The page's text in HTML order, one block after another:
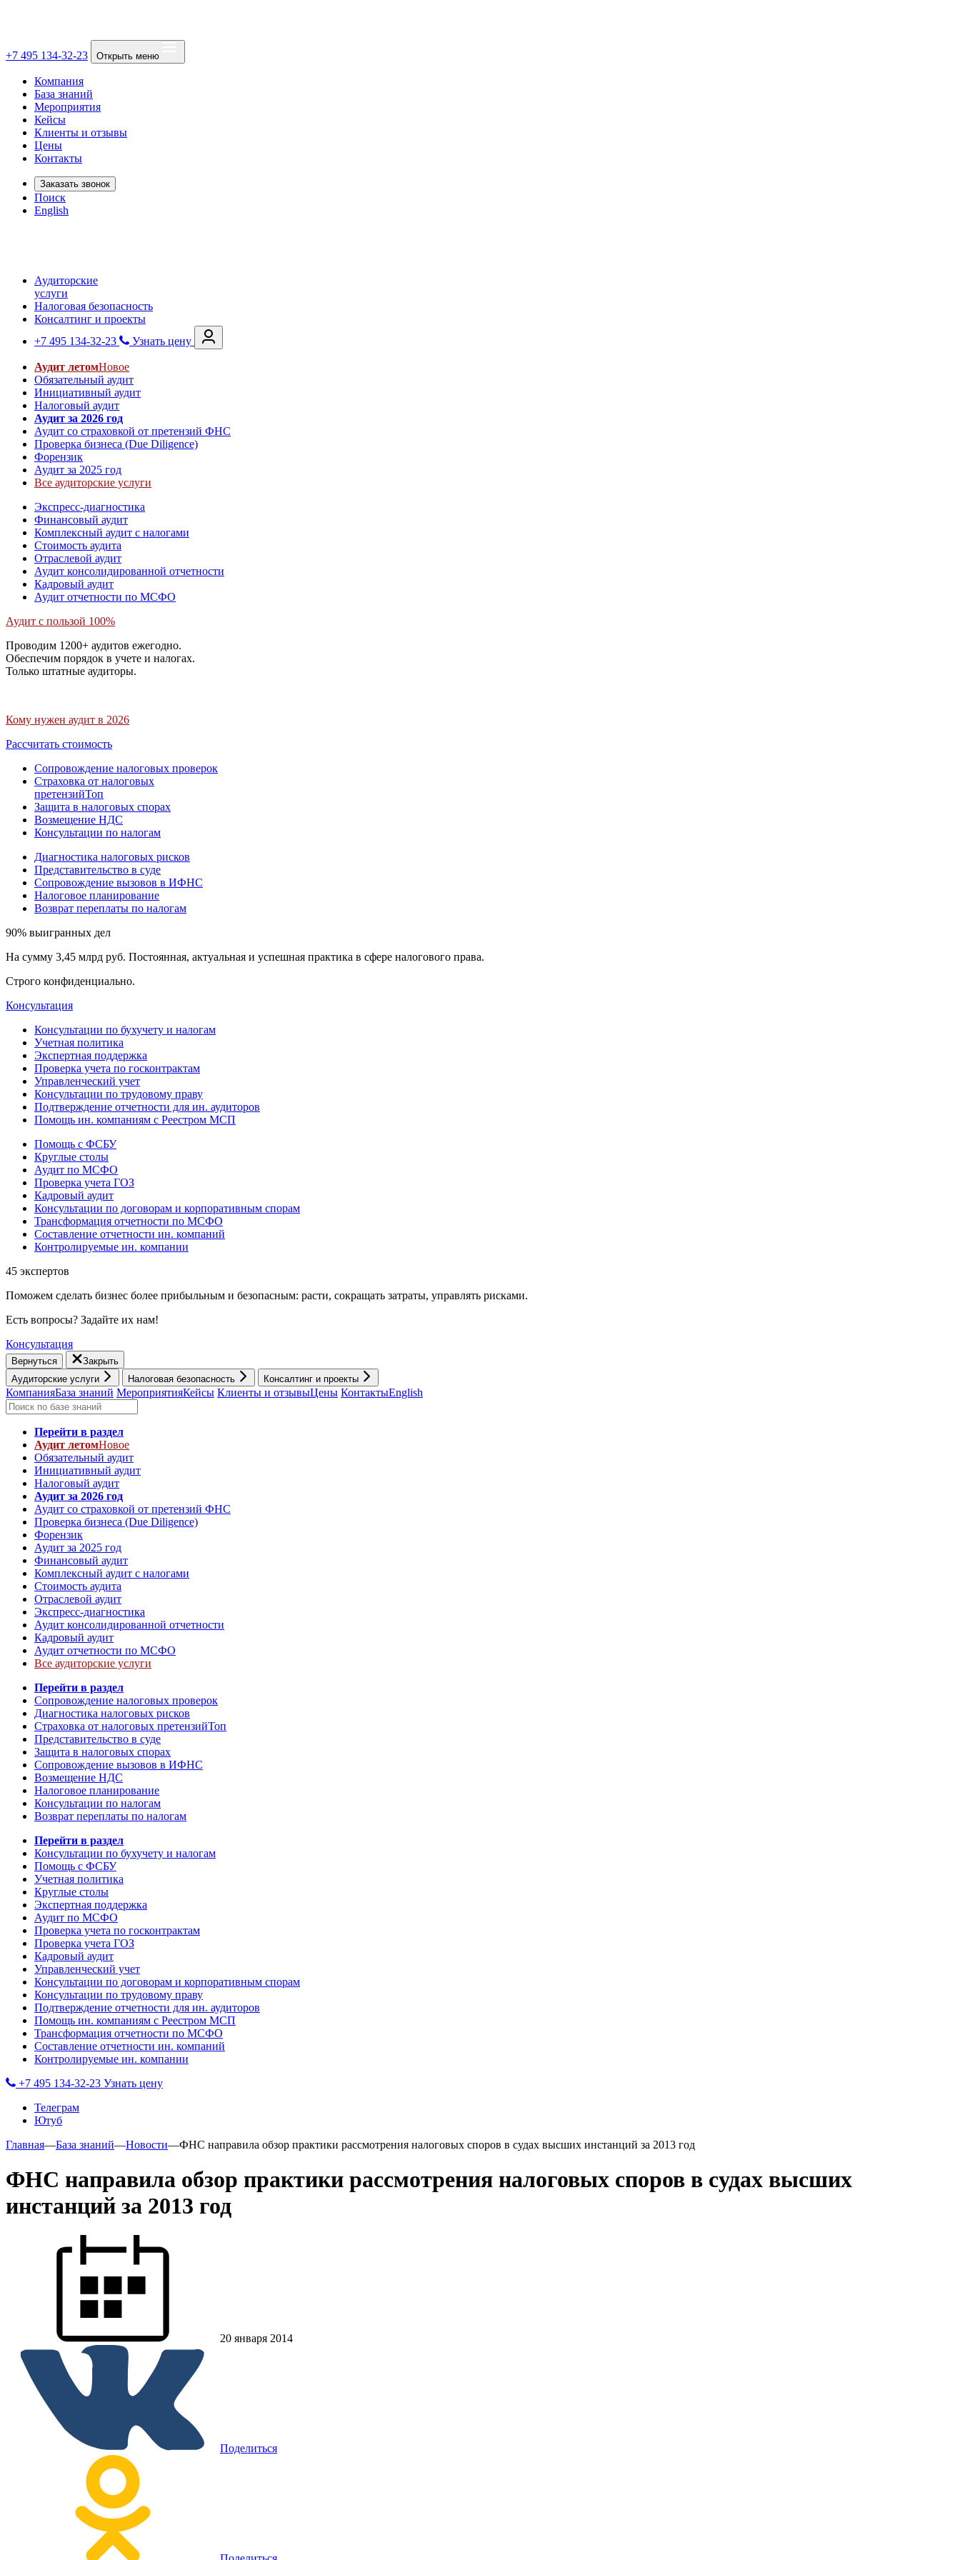
+7 495 134-32-23 Открыть меню
Компания
База знаний
Мероприятия
Кейсы
Клиенты и отзывы
Цены
Контакты
Заказать звонок
Поиск
English
Аудиторские
услуги
Налоговая безопасность
Консалтинг и проекты
+7 495 134-32-23
Узнать цену
Аудит летомНовое
Обязательный аудит
Инициативный аудит
Налоговый аудит
Аудит за 2026 год
Аудит со страховкой от претензий ФНС
Проверка бизнеса (Due Diligence)
Форензик
Аудит за 2025 год
Все аудиторские услуги
Экспресс-диагностика
Финансовый аудит
Комплексный аудит с налогами
Стоимость аудита
Отраслевой аудит
Аудит консолидированной отчетности
Кадровый аудит
Аудит отчетности по МСФО
Аудит с пользой 100%
Проводим 1200+ аудитов ежегодно.
Обеспечим порядок в учете и налогах.
Только штатные аудиторы.
Кому нужен аудит в 2026
Рассчитать стоимость
Сопровождение налоговых проверок
Страховка от налоговых
претензийТоп
Защита в налоговых спорах
Возмещение НДС
Консультации по налогам
Диагностика налоговых рисков
Представительство в суде
Сопровождение вызовов в ИФНС
Налоговое планирование
Возврат переплаты по налогам
90% выигранных дел
На сумму 3,45 млрд руб. Постоянная, актуальная и успешная практика в сфере налогового права.
Строго конфиденциально.
Консультация
Консультации по бухучету и налогам
Учетная политика
Экспертная поддержка
Проверка учета по госконтрактам
Управленческий учет
Консультации по трудовому праву
Подтверждение отчетности для ин. аудиторов
Помощь ин. компаниям с Реестром МСП
Помощь с ФСБУ
Круглые столы
Аудит по МСФО
Проверка учета ГОЗ
Кадровый аудит
Консультации по договорам и корпоративным спорам
Трансформация отчетности по МСФО
Составление отчетности ин. компаний
Контролируемые ин. компании
45 экспертов
Поможем сделать бизнес более прибыльным и безопасным: расти, cокращать затраты, управлять рисками.
Есть вопросы? Задайте их нам!
Консультация
Вернуться
Закрыть
Аудиторские услуги
Налоговая безопасность Консалтинг и проекты
КомпанияБаза знаний МероприятияКейсы Клиенты и отзывыЦены КонтактыEnglish
Перейти в раздел
Аудит летомНовое
Обязательный аудит
Инициативный аудит
Налоговый аудит
Аудит за 2026 год
Аудит со страховкой от претензий ФНС
Проверка бизнеса (Due Diligence)
Форензик
Аудит за 2025 год
Финансовый аудит
Комплексный аудит с налогами
Стоимость аудита
Отраслевой аудит
Экспресс-диагностика
Аудит консолидированной отчетности
Кадровый аудит
Аудит отчетности по МСФО
Все аудиторские услуги
Перейти в раздел
Сопровождение налоговых проверок
Диагностика налоговых рисков
Страховка от налоговых претензийТоп
Представительство в суде
Защита в налоговых спорах
Сопровождение вызовов в ИФНС
Возмещение НДС
Налоговое планирование
Консультации по налогам
Возврат переплаты по налогам
Перейти в раздел
Консультации по бухучету и налогам
Помощь с ФСБУ
Учетная политика
Круглые столы
Экспертная поддержка
Аудит по МСФО
Проверка учета по госконтрактам
Проверка учета ГОЗ
Кадровый аудит
Управленческий учет
Консультации по договорам и корпоративным спорам
Консультации по трудовому праву
Подтверждение отчетности для ин. аудиторов
Помощь ин. компаниям с Реестром МСП
Трансформация отчетности по МСФО
Составление отчетности ин. компаний
Контролируемые ин. компании
+7 495 134-32-23 Узнать цену
Телеграм
Ютуб
Главная—База знаний—Новости—ФНС направила обзор практики рассмотрения налоговых споров в судах высших инстанций за 2013 год
ФНС направила обзор практики рассмотрения налоговых споров в судах высших
инстанций за 2013 год
20 января 2014
Поделиться